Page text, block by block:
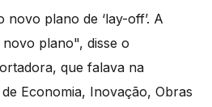
novo plano de ‘lay-off’. A
plano", disse o
que falava na
Economia, Inovação, Obras